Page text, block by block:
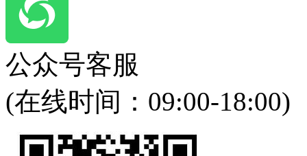
公众号客服
(在线时间： 09:00-18:00)